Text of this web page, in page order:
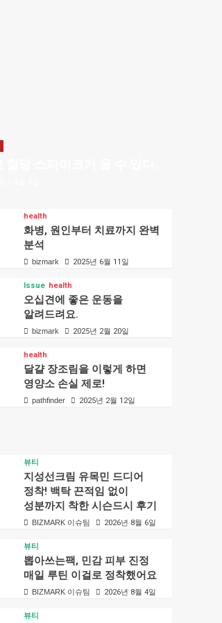
health
화병, 원인부터 치료까지 완벽
분석
bizmark 2025년 6월 11일
Issue health
오십견에 좋은 운동을
알려드려요.
bizmark 2025년 2월 20일
health
달걀 장조림을 이렇게 하면
영양소 손실 제로!
pathfinder 2025년 2월 12일
뷰티
지성선크림 유목민 드디어
정착! 백탁 끈적임 없이
성분까지 착한 시슨드시 후기
BIZMARK 이슈팀 2026년 8월 6일
뷰티
뽑아쓰는팩, 민감 피부 진정
매일 루틴 이걸로 정착했어요
BIZMARK 이슈팀 2026년 8월 4일
뷰티